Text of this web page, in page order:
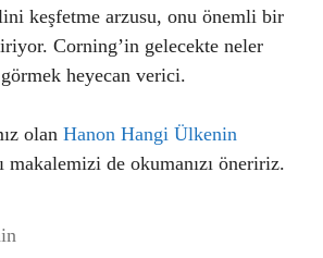
keşfetme arzusu, onu önemli bir
Corning’in gelecekte neler
heyecan verici.
olan Hanon Hangi Ülkenin
makalemizi de okumanızı öneririz.